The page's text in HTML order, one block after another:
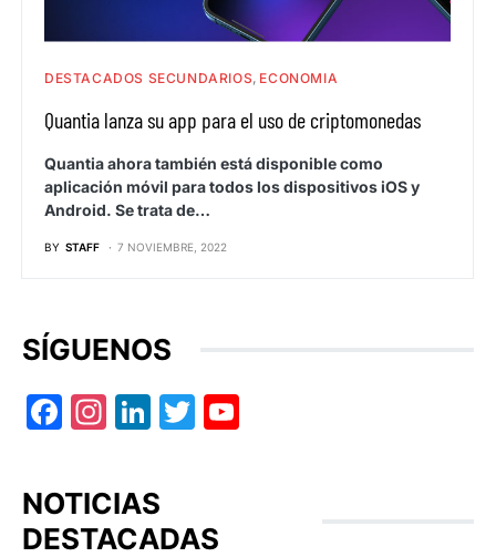
DESTACADOS SECUNDARIOS ECONOMIA
Quantia lanza su app para el uso de criptomonedas
Quantia ahora también está disponible como
aplicación móvil para todos los dispositivos iOS y
Android. Se trata de…
BY STAFF 7 NOVIEMBRE, 2022
SÍGUENOS
Facebook
Instagram
LinkedIn
Twitter
NOTICIAS
DESTACADAS